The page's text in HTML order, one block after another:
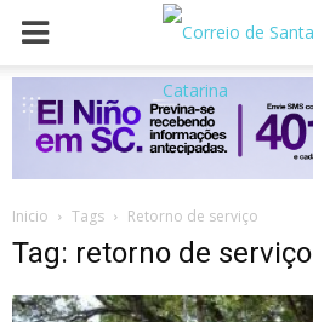
Inicio Tags Retorno de serviço
Tag: retorno de serviço